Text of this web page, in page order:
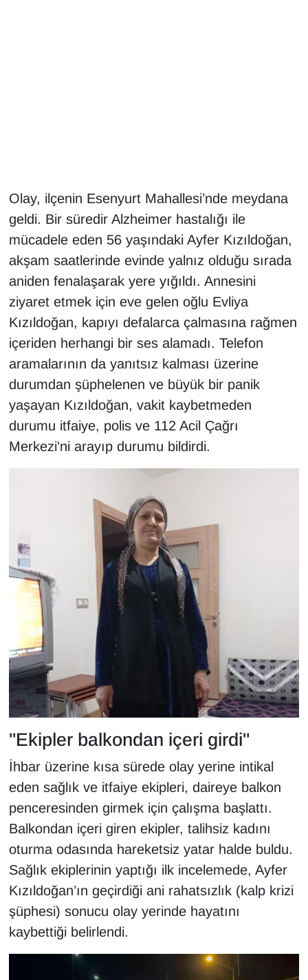
Olay, ilçenin Esenyurt Mahallesi’nde meydana
geldi. Bir süredir Alzheimer hastalığı ile
mücadele eden 56 yaşındaki Ayfer Kızıldoğan,
akşam saatlerinde evinde yalnız olduğu sırada
aniden fenalaşarak yere yığıldı. Annesini
ziyaret etmek için eve gelen oğlu Evliya
Kızıldoğan, kapıyı defalarca çalmasına rağmen
içeriden herhangi bir ses alamadı. Telefon
aramalarının da yanıtsız kalması üzerine
durumdan şüphelenen ve büyük bir panik
yaşayan Kızıldoğan, vakit kaybetmeden
durumu itfaiye, polis ve 112 Acil Çağrı
Merkezi'ni arayıp durumu bildirdi.
"Ekipler balkondan içeri girdi"
İhbar üzerine kısa sürede olay yerine intikal
eden sağlık ve itfaiye ekipleri, daireye balkon
penceresinden girmek için çalışma başlattı.
Balkondan içeri giren ekipler, talihsiz kadını
oturma odasında hareketsiz yatar halde buldu.
Sağlık ekiplerinin yaptığı ilk incelemede, Ayfer
Kızıldoğan’ın geçirdiği ani rahatsızlık (kalp krizi
şüphesi) sonucu olay yerinde hayatını
kaybettiği belirlendi.
İngilizce
Kadın
Kamu Alımları
Kim Kimdir?
Kültür & Sanat
KURDÎ
MAGAZİN
MEDYA
ONE EKONOMİ
Resmi İlanlar
RÖPORTAJ
SAĞLIK
Seri İlan
Sinema - TV
SİYASET
SPOR
TEBRİK
TEKNOLOJİ
Turizm
VAN'DA SPOR
Vasıta